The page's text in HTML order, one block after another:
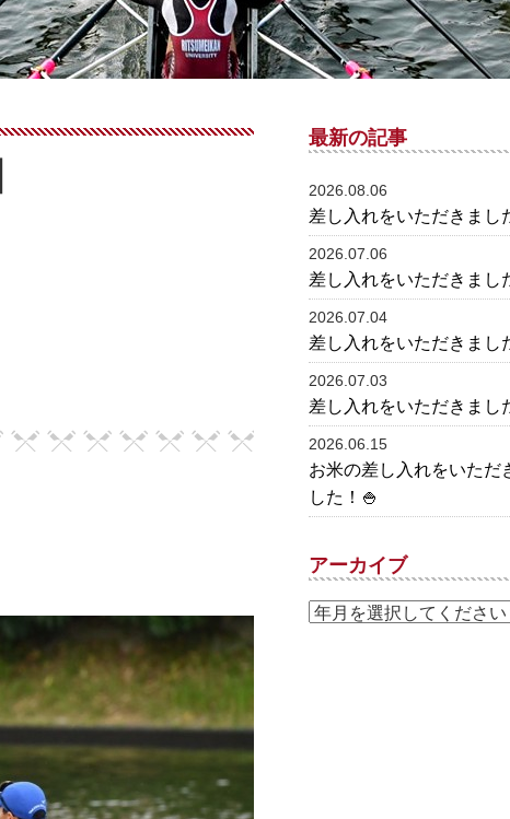
最新の記事
2026.08.06
差し入れをいただきまし
2026.07.06
差し入れをいただきまし
2026.07.04
差し入れをいただきまし
2026.07.03
差し入れをいただきまし
2026.06.15
お米の差し入れをいただ
した！🍚
アーカイブ